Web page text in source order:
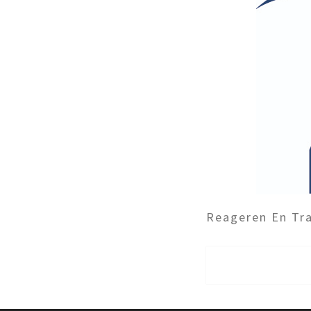
Reageren En